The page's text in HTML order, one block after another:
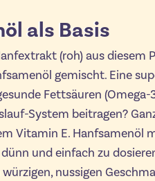
als Basis
(roh) aus diesem
gemischt. Eine
Fettsäuren
System beitragen?
Vitamin E. Hanfsamenöl
und einfach zu
nussigen